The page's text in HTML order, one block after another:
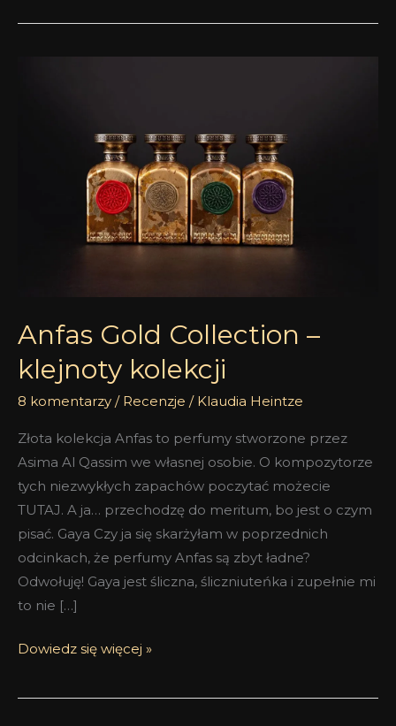
Anfas Gold Collection –
klejnoty kolekcji
8 komentarzy / Recenzje / Klaudia Heintze
Złota kolekcja Anfas to perfumy stworzone przez
Asima Al Qassim we własnej osobie. O kompozytorze
tych niezwykłych zapachów poczytać możecie
TUTAJ. A ja… przechodzę do meritum, bo jest o czym
pisać. Gaya Czy ja się skarżyłam w poprzednich
odcinkach, że perfumy Anfas są zbyt ładne?
Odwołuję! Gaya jest śliczna, śliczniuteńka i zupełnie mi
to nie […]
Dowiedz się więcej »